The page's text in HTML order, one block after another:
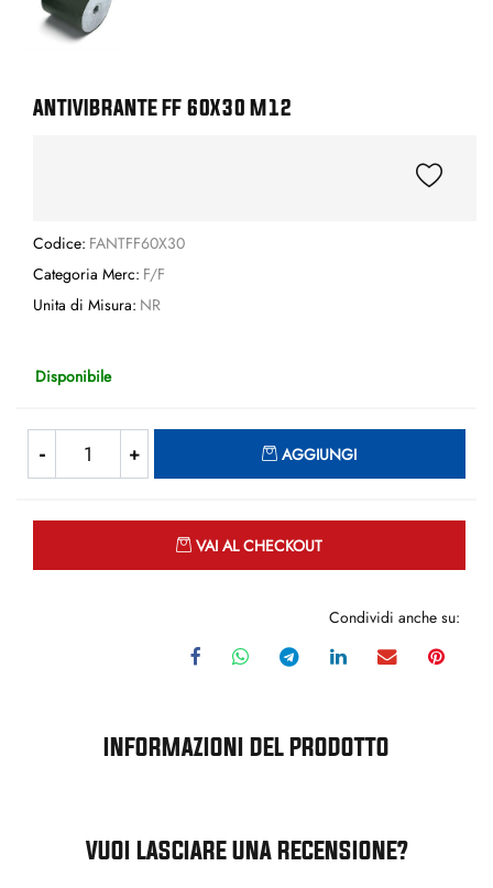
ANTIVIBRANTE FF 60X30 M12
Codice: FANTFF60X30
Categoria Merc: F/F
Unita di Misura: NR
Disponibile
AGGIUNGI
VAI AL CHECKOUT
Condividi anche su:
INFORMAZIONI DEL PRODOTTO
VUOI LASCIARE UNA RECENSIONE?